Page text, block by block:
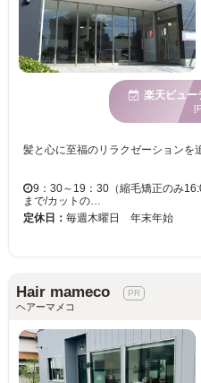
楽天ビュー
9：30～19：30（縮毛矯正のみ
まで/カットの…
定休日： 毎週木曜日 年末年始
Hair mameco
ヘアーマメコ